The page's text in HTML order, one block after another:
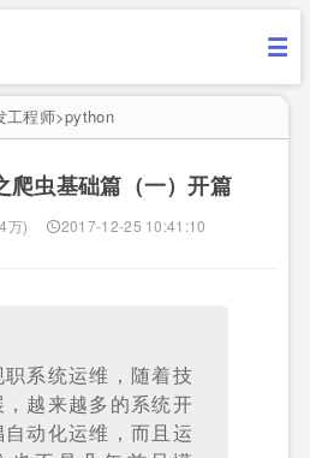
工程师>python
虫基础篇（一）开篇
万) 2017-12-25 10:41:10
系统运维，随着技
越来越多的系统开
动化运维，而且运